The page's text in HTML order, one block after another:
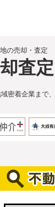
の売却・査定
査定
密着企業まで、